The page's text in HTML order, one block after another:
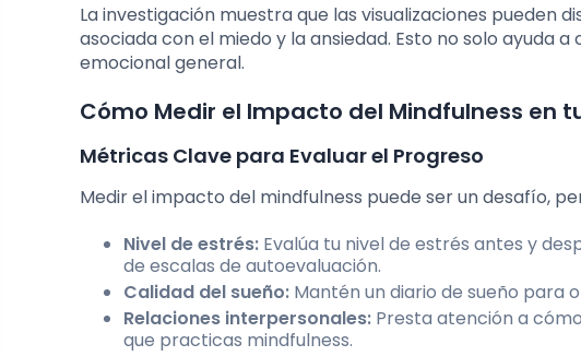
La investigación muestra que las visualizaciones pueden
asociada con el miedo y la ansiedad. Esto no solo ayuda
emocional general.
Cómo Medir el Impacto del Mindfulness en
Métricas Clave para Evaluar el Progreso
Medir el impacto del mindfulness puede ser un desafío,
Nivel de estrés: Evalúa tu nivel de estrés antes y
de escalas de autoevaluación.
Calidad del sueño: Mantén un diario de sueño para
Relaciones interpersonales: Presta atención a
que practicas mindfulness.